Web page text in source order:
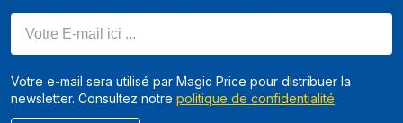
Convient pour Jouer
Couleur de
l'éclairage
Multicolore
Votre e-mail sera utilisé par Magic Price pour distribuer la
newsletter. Consultez notre politique de confidentialité.